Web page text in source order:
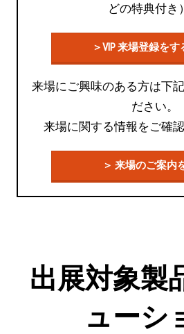
どの特典付き
＞VIP 来場登録を
来場にご興味のある方は下
ださい。
来場に関する情報をご確
＞ 来場のご案内
出展対象製
ューシ